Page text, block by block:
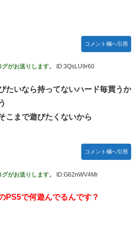
コメント欄へ引用
がお送りします。 ID:3QsLU9r60
たいなら持ってないハード毎買うか
こまで遊びたくないから
コメント欄へ引用
がお送りします。 ID:G62nWV4Mr
PS5で何遊んでるんです？